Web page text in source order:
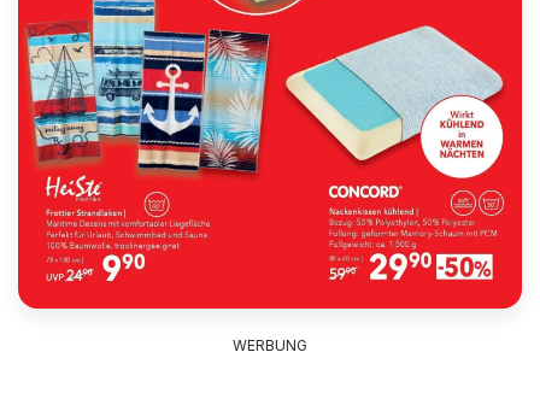
WERBUNG